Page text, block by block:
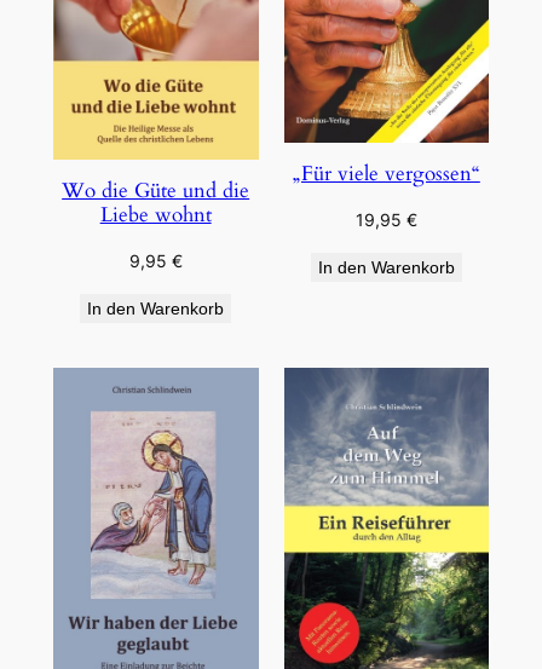
Wo die Güte und die
Liebe wohnt
9,95 €
In den Warenkorb
„Für viele vergossen“
19,95 €
In den Warenkorb